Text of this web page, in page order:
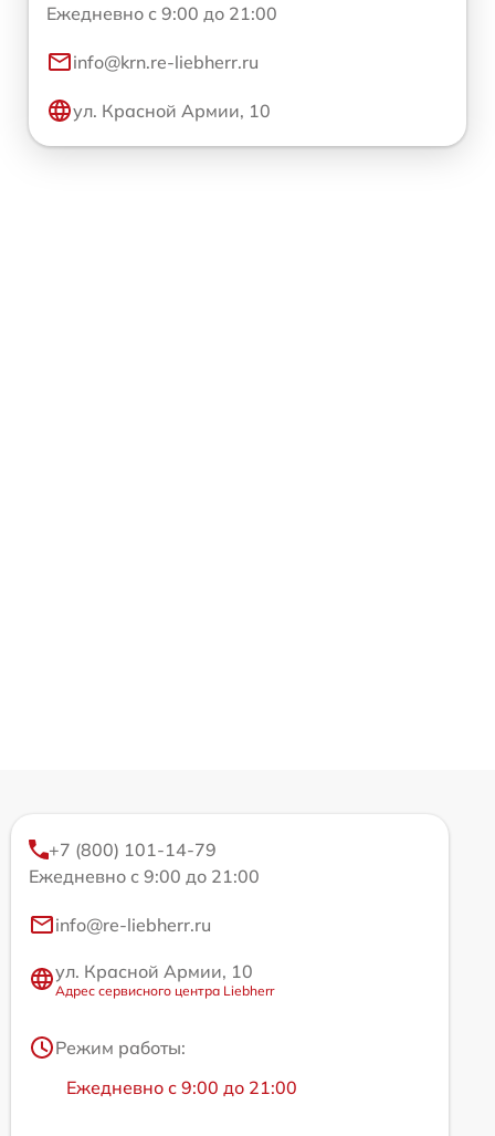
Ежедневно с 9:00 до 21:00
info@krn.re-liebherr.ru
ул. Красной Армии, 10
+7 (800) 101-14-79
Ежедневно с 9:00 до 21:00
info@re-liebherr.ru
ул. Красной Армии, 10
Адрес сервисного центра Liebherr
Режим работы:
Ежедневно с 9:00 до 21:00